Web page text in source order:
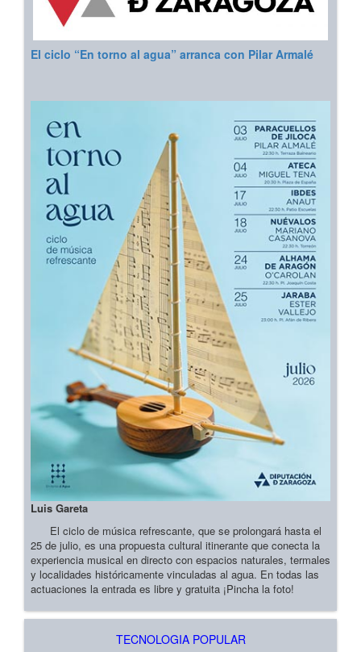
El ciclo “En torno al agua” arranca con Pilar Armalé
Luis Gareta
El ciclo de música refrescante, que se prolongará hasta el
25 de julio, es una propuesta cultural itinerante que conecta la
experiencia musical en directo con espacios naturales, termales
y localidades históricamente vinculadas al agua. En todas las
actuaciones la entrada es libre y gratuita ¡Pincha la foto!
TECNOLOGIA POPULAR